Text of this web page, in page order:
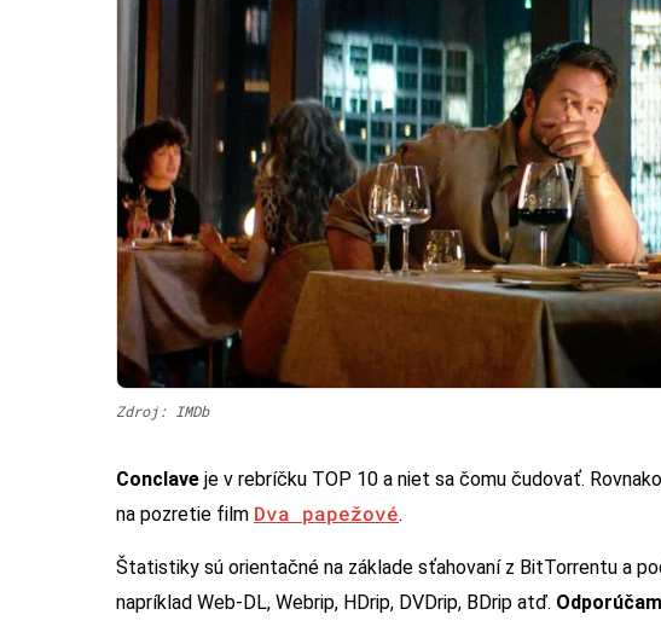
Zdroj: IMDb
Conclave je v rebríčku TOP 10 a niet sa čomu čudovať.
na pozretie film Dva papežové.
Štatistiky sú orientačné na základe sťahovaní z BitTorrentu a
napríklad Web-DL, Webrip, HDrip, DVDrip, BDrip atď.